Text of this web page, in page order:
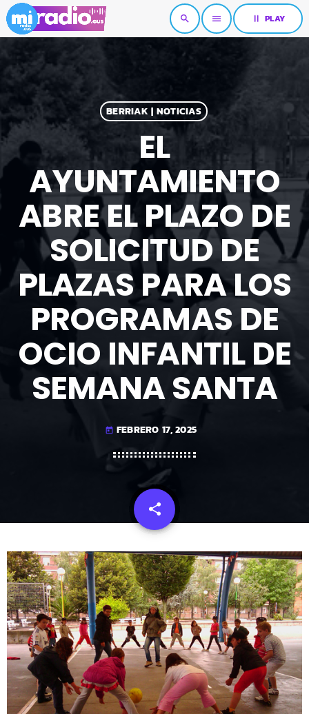
search menu pause PLAY
BERRIAK | NOTICIAS
EL
AYUNTAMIENTO
ABRE EL PLAZO DE
SOLICITUD DE
PLAZAS PARA LOS
PROGRAMAS DE
OCIO INFANTIL DE
SEMANA SANTA
today FEBRERO 17, 2025
share
email